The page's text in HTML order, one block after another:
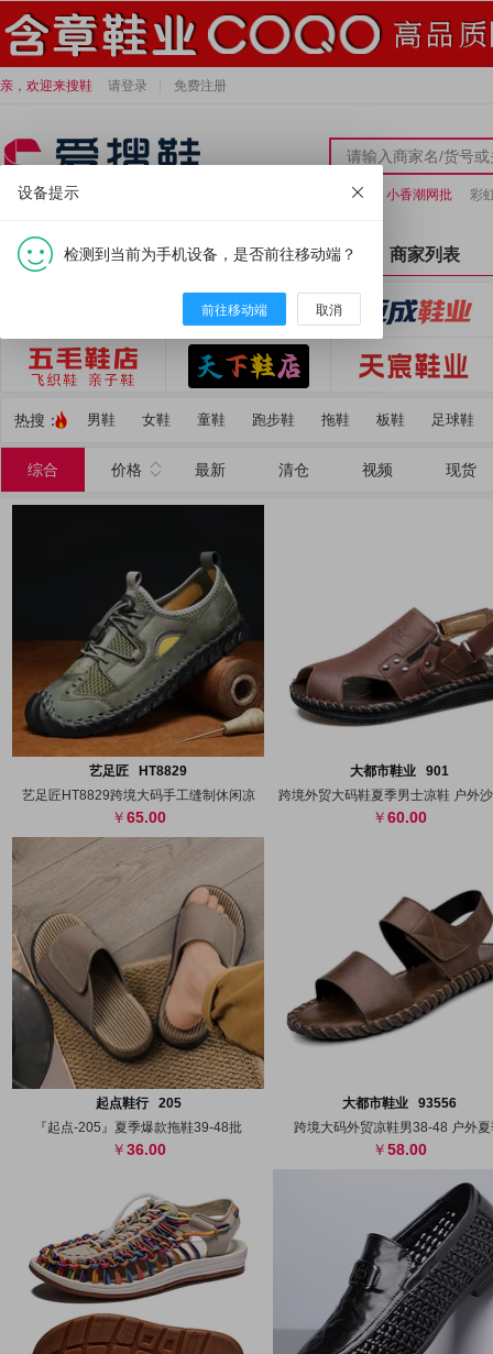
亲，欢迎来搜鞋 请登录 免费注册
和鞋号 小香潮网批 彩
全部分类 首页 商家列表
热搜： 男鞋 女鞋 童鞋 跑步鞋 拖鞋 板鞋 足球鞋
综合 价格 最新 清仓 视频 现货
代发
艺足匠 HT8829
艺足匠HT8829跨境大码手工缝制休闲凉
65.00
代发
大都市鞋业 901
跨境外贸大码鞋夏季男士凉鞋 户外
60.00
代发
起点鞋行 205
『起点-205』夏季爆款拖鞋39-48批
36.00
代发
大都市鞋业 93556
跨境大码外贸凉鞋男38-48 户外
58.00
设备提示
检测到当前为手机设备，是否前往移动端？
前往移动端 取消